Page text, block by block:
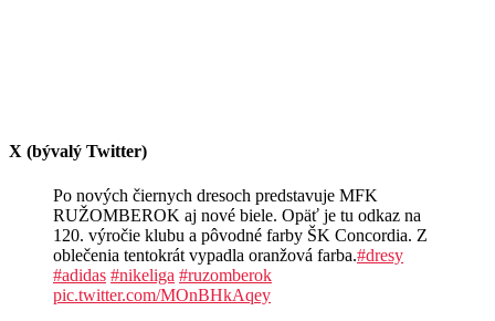
X (bývalý Twitter)
Po nových čiernych dresoch predstavuje MFK
RUŽOMBEROK aj nové biele. Opäť je tu odkaz na
120. výročie klubu a pôvodné farby ŠK Concordia. Z
oblečenia tentokrát vypadla oranžová farba.#dresy
#adidas #nikeliga #ruzomberok
pic.twitter.com/MOnBHkAqey